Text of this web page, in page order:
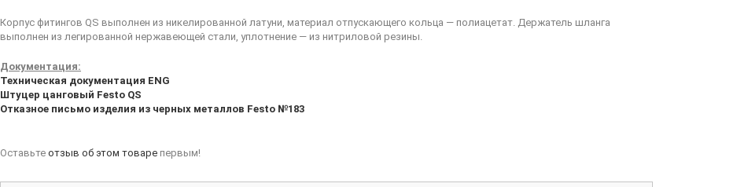
Корпус фитингов QS выполнен из никелированной латуни, материал отпускающего кольца — полиацетат. Держатель шланга
выполнен из легированной нержавеющей стали, уплотнение — из нитриловой резины.
Документация:
Техническая документация ENG
Штуцер цанговый Festo QS
Отказное письмо изделия из черных металлов Festo №183
Оставьте отзыв об этом товаре первым!